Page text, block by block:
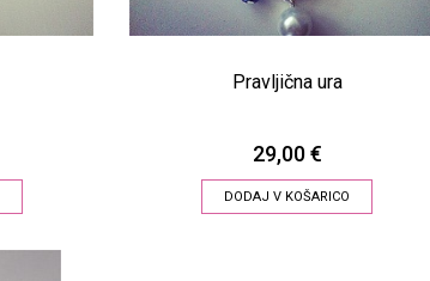
Pravljična ura
29,00 €
DODAJ V KOŠARICO